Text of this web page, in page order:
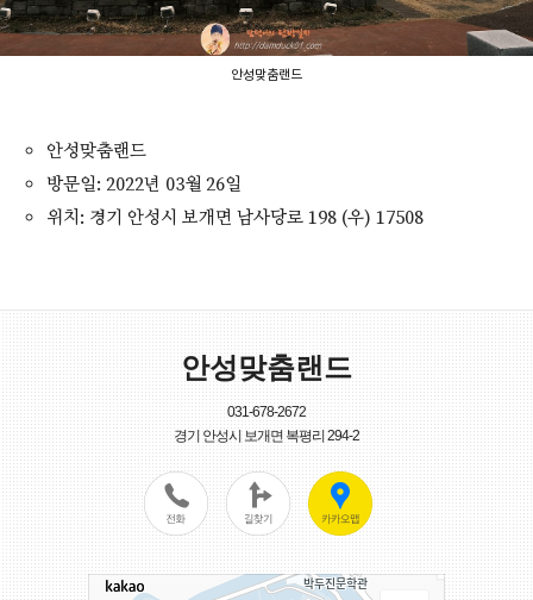
안성맞춤랜드
안성맞춤랜드
방문일: 2022년 03월 26일
위치: 경기 안성시 보개면 남사당로 198 (우) 17508